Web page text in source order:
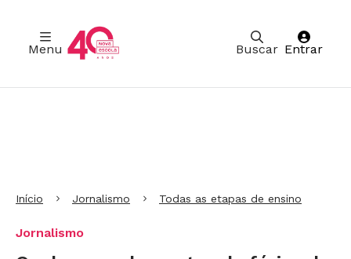
Buscar
Menu Entrar
Início Jornalismo Todas as etapas de ensino
Jornalismo